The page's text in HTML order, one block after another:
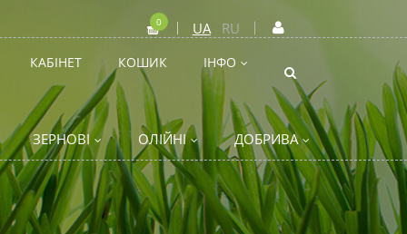
UA RU
0
КАБІНЕТ КОШИК ІНФО
ЗЕРНОВІ ОЛІЙНІ ДОБРИВА